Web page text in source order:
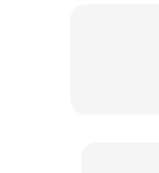
tahun yang